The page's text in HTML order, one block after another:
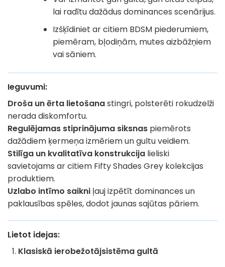
lai radītu dažādus dominances scenārijus.
Izšķīdiniet ar citiem BDSM piederumiem,
piemēram, bļodiņām, mutes aizbāžņiem
vai sāniem.
Ieguvumi:
Droša un ērta lietošanastingri, polsterēti rokudzelži
nerada diskomfortu.
Regulējamas stiprinājuma siksnas piemērots
dažādiem ķermeņa izmēriem un gultu veidiem.
Stilīga un kvalitatīva konstrukcija lieliski
savietojams ar citiem Fifty Shades Grey kolekcijas
produktiem.
Uzlabo intīmo saikni ļauj izpētīt dominances un
paklausības spēles, dodot jaunas sajūtas pāriem.
Lietot idejas:
Klasiskā ierobežotājsistēma gultā